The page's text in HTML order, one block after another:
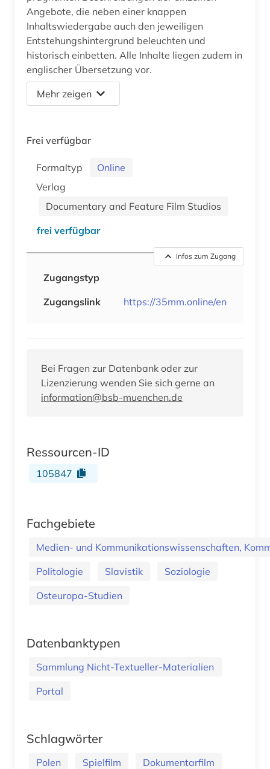
Angebote, die neben einer knappen
Inhaltswiedergabe auch den jeweiligen
Entstehungshintergrund beleuchten und
historisch einbetten. Alle Inhalte liegen zudem in
englischer Übersetzung vor.
Mehr zeigen
Frei verfügbar
Formaltyp
Online
Verlag
Documentary and Feature Film Studios
frei verfügbar
Infos zum Zugang
Zugangstyp
Zugangslink
https://35mm.online/en
Bei Fragen zur Datenbank oder zur
Lizenzierung wenden Sie sich gerne an
information@bsb-muenchen.de
Ressourcen-ID
105847
Fachgebiete
Medien- und Kommunikationswissenschaften,
Politologie
Slavistik
Soziologie
Osteuropa-Studien
Datenbanktypen
Sammlung Nicht-Textueller-Materialien
Portal
Schlagwörter
Polen Spielfilm
Dokumentarfilm